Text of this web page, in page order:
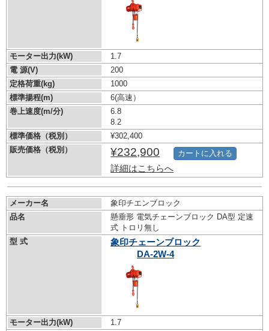
モーター出力(kW)
1.7
電 源(V)
200
定格荷重(kg)
1000
標準揚程(m)
6(高速）
巻上速度(m/分)
6.8
8.2
標準価格（税別）
¥302,400
販売価格（税別）
¥232,900
詳細はこちらへ
カートに入れる
メーカー名
象印チエンブロック
品名
懸垂形 電気チェーンブロック DA型 定速
式 トロリ無し
型 式
象印チェーンブロック
DA-2W-4
モーター出力(kW)
1.7